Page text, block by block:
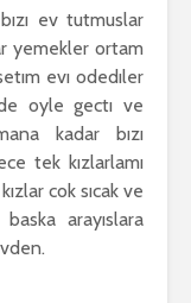
ev tutmuslar
yemekler ortam
evı odedıler
oyle gectı ve
kadar bızı
tek kızlarlamı
cok sıcak ve
arayıslara